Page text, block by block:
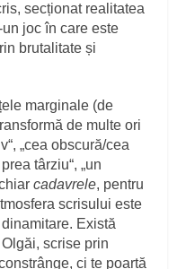
secționat realitatea
joc în care este
brutalitate și
marginale (de
de multe ori
„cea obscură/cea
târziu“, „un
chiarcadavrele, pentru
scrisului este
Există
scrise prin
ci te poartă